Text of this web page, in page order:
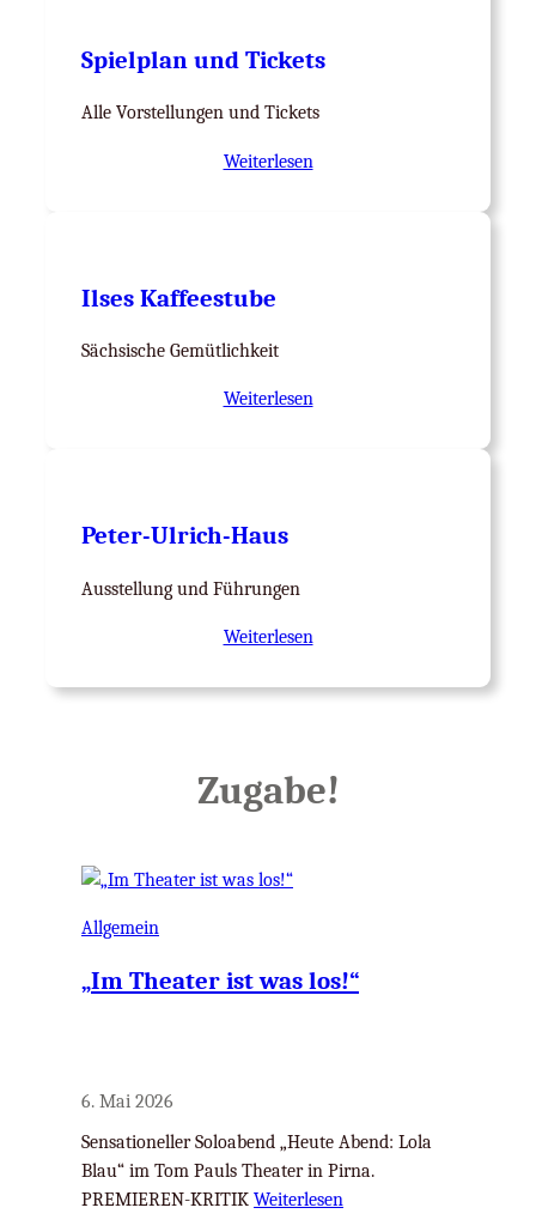
Spielplan und Tickets
Alle Vorstellungen und Tickets
Weiterlesen
Ilses Kaffeestube
Sächsische Gemütlichkeit
Weiterlesen
Peter-Ulrich-Haus
Ausstellung und Führungen
Weiterlesen
Zugabe!
Allgemein
„Im Theater ist was los!“
6. Mai 2026
Sensationeller Soloabend „Heute Abend: Lola
Blau“ im Tom Pauls Theater in Pirna.
PREMIEREN-KRITIK Weiterlesen